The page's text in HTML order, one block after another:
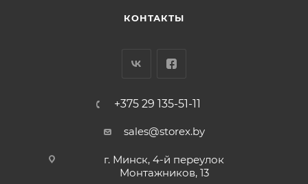
КОНТАКТЫ
+375 29 135-51-11
sales@storex.by
г. Минск, 4-й переулок
Монтажников, 13